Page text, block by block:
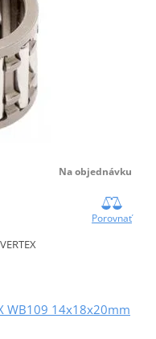
Na objednávku
Porovnať
WB109 14x18x20mm